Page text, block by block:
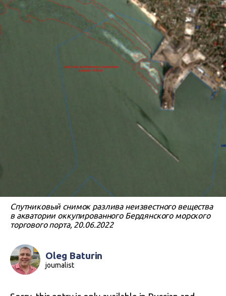
Спутниковый снимок разлива неизвестного вещества
в акватории оккупированного Бердянского морского
торгового порта, 20.06.2022
Oleg Baturin
journalist